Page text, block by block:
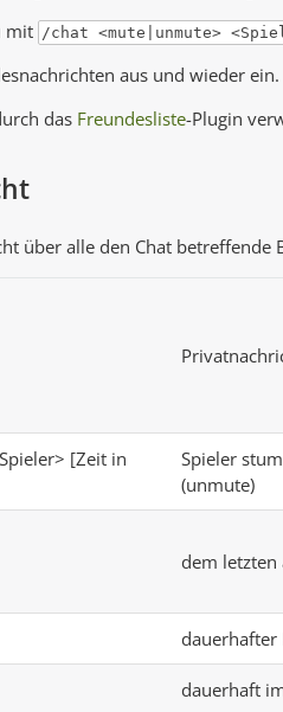
mit /chat <mute|unmute>
aus und wieder ein.
das Freundesliste-Plugin
über alle den Chat betreffende
[Zeit in
Spieler
(unmute)
dem
dauerhafter
dauerhaft